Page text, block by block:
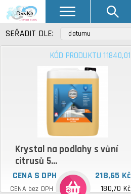
SEŘADIT DLE: datumu
KÓD PRODUKTU 11840,01
Krystal na podlahy s vůní
citrusů 5...
CENA S DPH 218,65 Kč
CENA bez DPH 180,70 Kč